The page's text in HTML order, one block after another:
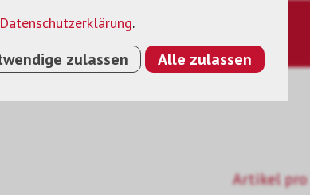
Artikel
Datenschutzerklärung.
zulassen Alle zulassen